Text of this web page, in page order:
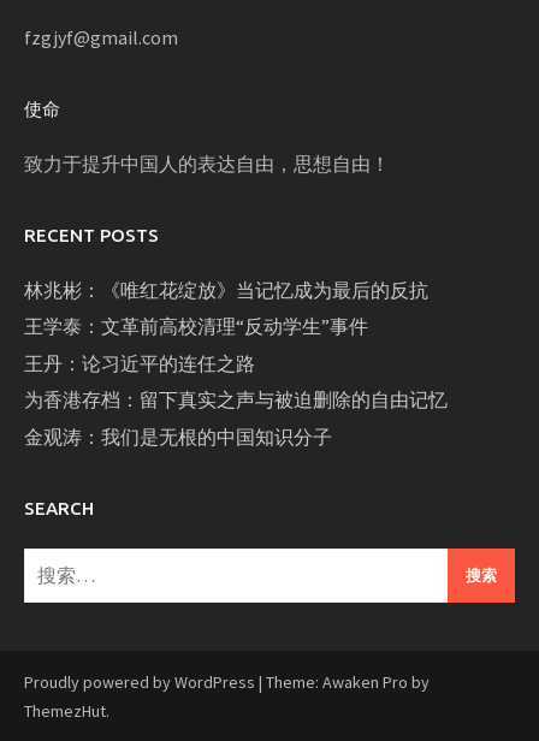
fzgjyf@gmail.com
使命
致力于提升中国人的表达自由，思想自由！
RECENT POSTS
林兆彬：《唯红花绽放》当记忆成为最后的反抗
王学泰：文革前高校清理“反动学生”事件
王丹：论习近平的连任之路
为香港存档：留下真实之声与被迫删除的自由记忆
金观涛：我们是无根的中国知识分子
SEARCH
搜
索：
Proudly powered by WordPress | Theme: Awaken Pro by
ThemezHut.